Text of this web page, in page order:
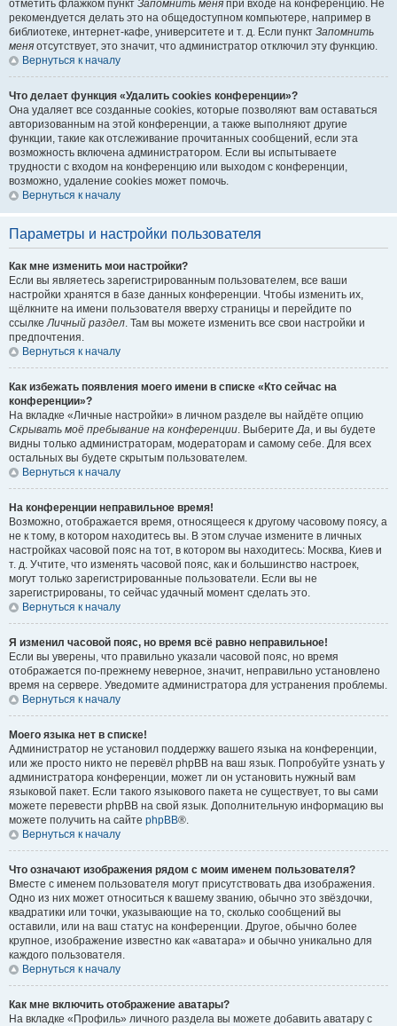
отметить флажком пункт Запомнить меня при входе на конференцию. Не
рекомендуется делать это на общедоступном компьютере, например в
библиотеке, интернет-кафе, университете и т. д. Если пункт Запомнить
меня отсутствует, это значит, что администратор отключил эту функцию.
Вернуться к началу
Что делает функция «Удалить cookies конференции»?
Она удаляет все созданные cookies, которые позволяют вам оставаться
авторизованным на этой конференции, а также выполняют другие
функции, такие как отслеживание прочитанных сообщений, если эта
возможность включена администратором. Если вы испытываете
трудности с входом на конференцию или выходом с конференции,
возможно, удаление cookies может помочь.
Вернуться к началу
Параметры и настройки пользователя
Как мне изменить мои настройки?
Если вы являетесь зарегистрированным пользователем, все ваши
настройки хранятся в базе данных конференции. Чтобы изменить их,
щёлкните на имени пользователя вверху страницы и перейдите по
ссылкеЛичный раздел. Там вы можете изменить все свои настройки и
предпочтения.
Вернуться к началу
Как избежать появления моего имени в списке «Кто сейчас на
конференции»?
На вкладке «Личные настройки» в личном разделе вы найдёте опцию
Скрывать моё пребывание на конференции. ВыберитеДа, и вы будете
видны только администраторам, модераторам и самому себе. Для всех
остальных вы будете скрытым пользователем.
Вернуться к началу
На конференции неправильное время!
Возможно, отображается время, относящееся к другому часовому поясу, а
не к тому, в котором находитесь вы. В этом случае измените в личных
настройках часовой пояс на тот, в котором вы находитесь: Москва, Киев и
т. д. Учтите, что изменять часовой пояс, как и большинство настроек,
могут только зарегистрированные пользователи. Если вы не
зарегистрированы, то сейчас удачный момент сделать это.
Вернуться к началу
Я изменил часовой пояс, но время всё равно неправильное!
Если вы уверены, что правильно указали часовой пояс, но время
отображается по-прежнему неверное, значит, неправильно установлено
время на сервере. Уведомите администратора для устранения проблемы.
Вернуться к началу
Моего языка нет в списке!
Администратор не установил поддержку вашего языка на конференции,
или же просто никто не перевёл phpBB на ваш язык. Попробуйте узнать у
администратора конференции, может ли он установить нужный вам
языковой пакет. Если такого языкового пакета не существует, то вы сами
можете перевести phpBB на свой язык. Дополнительную информацию вы
можете получить на сайте phpBB®.
Вернуться к началу
Что означают изображения рядом с моим именем пользователя?
Вместе с именем пользователя могут присутствовать два изображения.
Одно из них может относиться к вашему званию, обычно это звёздочки,
квадратики или точки, указывающие на то, сколько сообщений вы
оставили, или на ваш статус на конференции. Другое, обычно более
крупное, изображение известно как «аватара» и обычно уникально для
каждого пользователя.
Вернуться к началу
Как мне включить отображение аватары?
На вкладке «Профиль» личного раздела вы можете добавить аватару с